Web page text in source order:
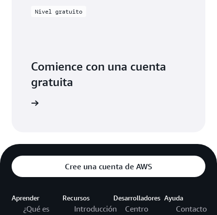
Nivel gratuito
Comience con una cuenta
gratuita
Cree una cuenta de AWS
Aprender
¿Qué es
Recursos
Introducción
Desarrolladores
Centro
Ayuda
Contacto